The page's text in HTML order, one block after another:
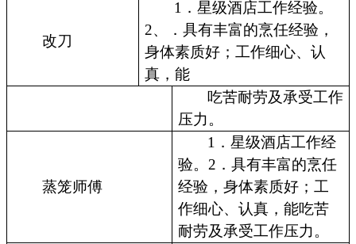
改刀
1．星级酒店工作经验。
2、．具有丰富的烹任经验，
身体素质好；工作细心、认
真，能
吃苦耐劳及承受工作
压力。
蒸笼师傅
1．星级酒店工作经
验。2．具有丰富的烹任
经验，身体素质好；工
作细心、认真，能吃苦
耐劳及承受工作压力。